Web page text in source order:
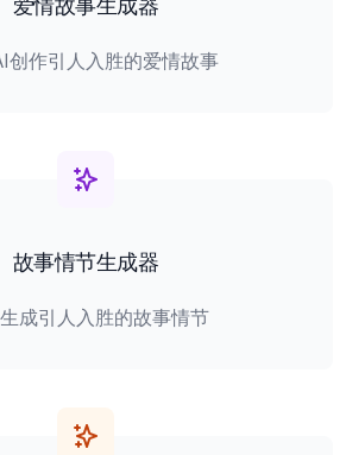
爱情故事生成器
创作引人入胜的爱情故事
故事情节生成器
成引人入胜的故事情节